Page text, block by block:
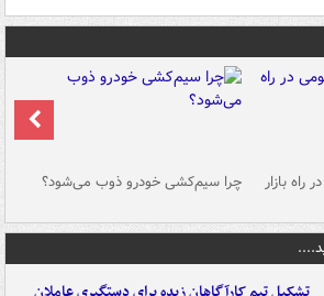
بازار چرا سیم‌کشی خودرو ذوب می‌شود؟